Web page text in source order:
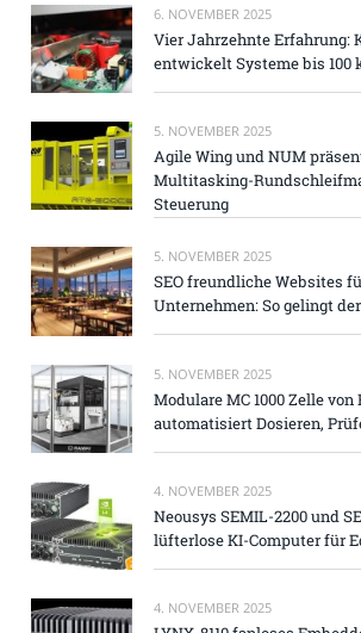
6. NOVEMBER 2025
Vier Jahrzehnte Erfahrung:
entwickelt Systeme bis 100
5. NOVEMBER 2025
Agile Wing und NUM
Multitasking-
Steuerung
5. NOVEMBER 2025
SEO freundliche Websites
Unternehmen: So gelingt
5. NOVEMBER 2025
Modulare MC 1000 Zelle von
automatisiert Dosieren,
4. NOVEMBER 2025
Neousys SEMIL-2200 und
lüfterlose KI-Computer für
4. NOVEMBER 2025